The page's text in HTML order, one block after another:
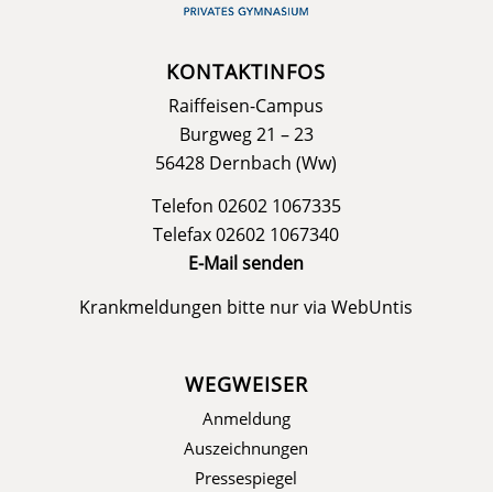
KONTAKTINFOS
Raiffeisen-Campus
Burgweg 21 – 23
56428 Dernbach (Ww)
Telefon 02602 1067335
Telefax 02602 1067340
E-Mail senden
Krankmeldungen bitte nur viaWebUntis
WEGWEISER
Anmeldung
Auszeichnungen
Pressespiegel